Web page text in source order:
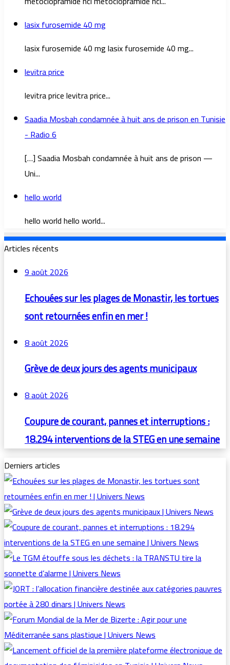
lasix furosemide 40 mg
lasix furosemide 40 mg lasix furosemide 40 mg...
levitra price
levitra price levitra price...
Saadia Mosbah condamnée à huit ans de prison en Tunisie
- Radio 6
[…] Saadia Mosbah condamnée à huit ans de prison —
Uni...
hello world
hello world hello world...
Articles récents
9 août 2026
Echouées sur les plages de Monastir, les tortues
sont retournées enfin en mer !
8 août 2026
Grève de deux jours des agents municipaux
8 août 2026
Coupure de courant, pannes et interruptions :
18.294 interventions de la STEG en une semaine
Derniers articles